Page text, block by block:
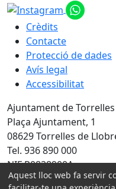
Crèdits
Contacte
Protecció de dades
Avís legal
Accessibilitat
Ajuntament de
Plaça Ajuntament, 1
08629 Torrelles de
Tel. 936 890 000
NIF P0828900A
Aquest lloc web fa servir